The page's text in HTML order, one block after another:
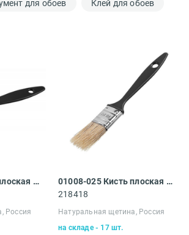
для обоев
Клей для обоев
01008-050 Кисть плоская Сибин
Россия
01008-025 Кисть плоская Сибин
218418
Натуральная щетина, Россия
на складе - 17 шт.